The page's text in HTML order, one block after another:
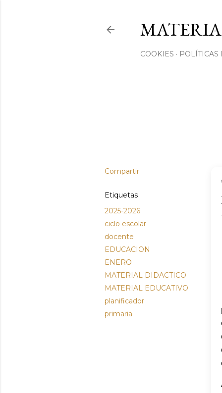
COOKIES
Compartir
Etiquetas
2025-2026
ciclo escolar
docente
EDUCACION
ENERO
MATERIAL DIDACTICO
MATERIAL EDUCATIVO
planificador
primaria